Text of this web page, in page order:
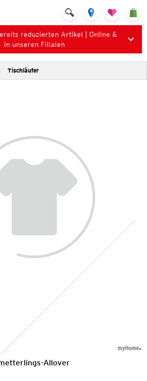
reduzierten Artikel | Online &
in unseren Filialen
Tischläufer
Allover